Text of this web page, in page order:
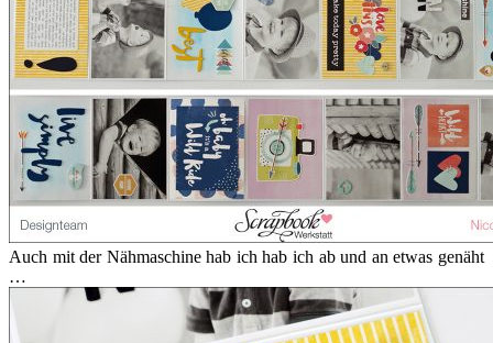
Auch mit der Nähmaschine hab ich hab ich ab und an etwas genäht
…